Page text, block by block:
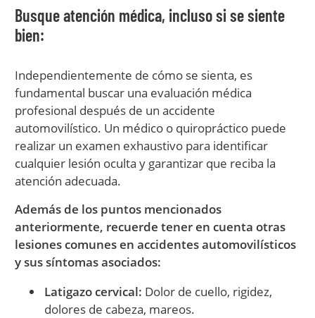
Busque atención médica, incluso si se siente
bien:
Independientemente de cómo se sienta, es
fundamental buscar una evaluación médica
profesional después de un accidente
automovilístico. Un médico o quiropráctico puede
realizar un examen exhaustivo para identificar
cualquier lesión oculta y garantizar que reciba la
atención adecuada.
Además de los puntos mencionados
anteriormente, recuerde tener en cuenta otras
lesiones comunes en accidentes automovilísticos
y sus síntomas asociados:
Latigazo cervical: Dolor de cuello, rigidez,
dolores de cabeza, mareos.